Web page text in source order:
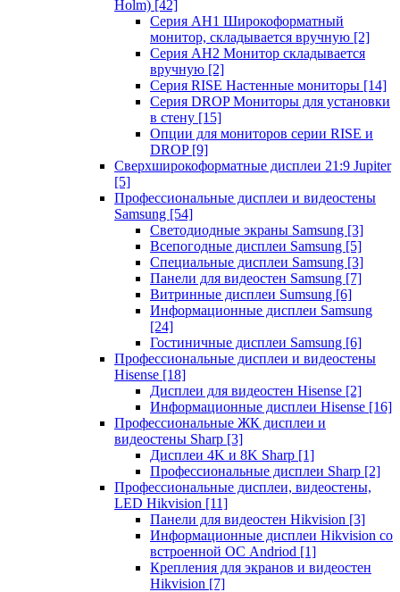
Holm) [42]
Серия AH1 Широкоформатный
монитор, складывается вручную [2]
Серия AH2 Монитор складывается
вручную [2]
Серия RISE Настенные мониторы [14]
Серия DROP Мониторы для установки
в стену [15]
Опции для мониторов серии RISE и
DROP [9]
Сверхширокоформатные дисплеи 21:9 Jupiter
[5]
Профессиональные дисплеи и видеостены
Samsung [54]
Светодиодные экраны Samsung [3]
Всепогодные дисплеи Samsung [5]
Специальные дисплеи Samsung [3]
Панели для видеостен Samsung [7]
Витринные дисплеи Sumsung [6]
Информационные дисплеи Samsung
[24]
Гостиничные дисплеи Samsung [6]
Профессиональные дисплеи и видеостены
Hisense [18]
Дисплеи для видеостен Hisense [2]
Информационные дисплеи Hisense [16]
Профессиональные ЖК дисплеи и
видеостены Sharp [3]
Дисплеи 4K и 8K Sharp [1]
Профессиональные дисплеи Sharp [2]
Профессиональные дисплеи, видеостены,
LED Hikvision [11]
Панели для видеостен Hikvision [3]
Информационные дисплеи Hikvision со
встроенной ОС Andriod [1]
Крепления для экранов и видеостен
Hikvision [7]